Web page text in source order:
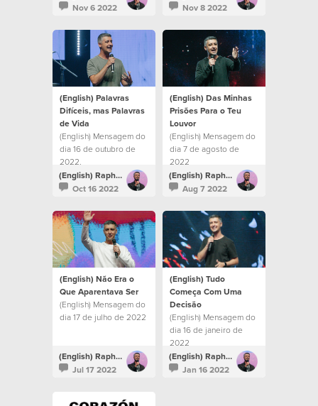
Nov 6 2022
amarmos a Deus, Ele
Nov 8 2022
(English) Palavras
Difíceis, mas Palavras
de Vida
(English) Mensagem do
dia 16 de outubro de
2022.
(English) Raphael Galante
Oct 16 2022
(English) Das Minhas
Prisões Para o Teu
Louvor
(English) Mensagem do
dia 7 de agosto de
2022
(English) Raphael Galante
Aug 7 2022
(English) Não Era o
Que Aparentava Ser
(English) Mensagem do
dia 17 de julho de 2022
(English) Raphael Galante
Jul 17 2022
(English) Tudo
Começa Com Uma
Decisão
(English) Mensagem do
dia 16 de janeiro de
2022
(English) Raphael Galante
Jan 16 2022